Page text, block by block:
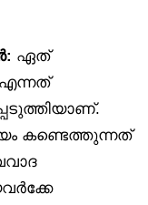
ഏത്
കണ്ടെത്തുന്നത്